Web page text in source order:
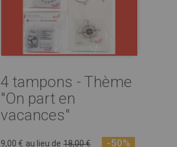
4 tampons - Thème
"On part en
vacances"
9,00 € au lieu de 18,00 € -50%